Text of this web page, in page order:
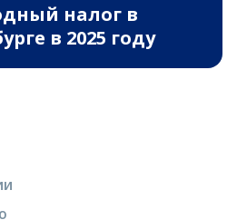
налог в
в 2025 году